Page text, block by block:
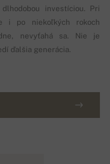
investíciou. Pri
i po niekoľkých rokoch
nevyťahá sa. Nie je
ďalšia generácia.